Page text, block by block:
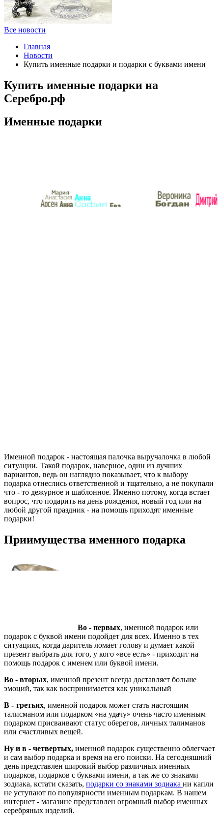
Все новости
Главная
Новости
Купить именные подарки и подарки с буквами имени
Купить именные подарки на
Серебро.рф
Именные подарки
Именной подарок - настоящая палочка выручалочка в любой
ситуации. Такой подарок, наверное, один из лучших
вариантов, ведь он наглядно показывает, что к выбору
подарка отнеслись ответственной и тщательно, а не покупали
что - то дежурное и шаблонное. Именно потому, когда встает
вопрос, что подарить на день рождения, новый год или на
любой другой праздник - на помощь приходят именные
подарки!
Приимущества именного подарка
Во - первых, именной подарок или
подарок с буквой имени подойдет для всех. Именно в тех
ситуациях, когда даритель ломает голову и думает какой
презент выбрать для того, у кого «все есть» - приходит на
помощь подарок с именем или буквой имени.
Во - вторых, именной презент всегда доставляет больше
эмоций, так как воспринимается как уникальный
В - третьих, именной подарок может стать настоящим
талисманом или подарком «на удачу» очень часто именным
подарком присваивают статус оберегов, личных талиманов
или счастливых вещей.
Ну и в - четвертых, именной подарок существенно облегчает
и сам выбор подарка и время на его поиски. На сегодняшний
день представлен широкий выбор различных именных
подарков, подарков с буквами имени, а так же со знаками
зодиака, кстати сказать, подарки со знаками зодиака ни капли
не уступают по популярности именным подаркам. В нашем
интернет - магазине представлен огромный выбор именных
серебряных изделий.